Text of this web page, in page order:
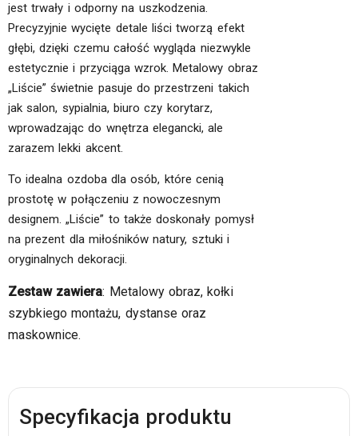
jest trwały i odporny na uszkodzenia.
Precyzyjnie wycięte detale liści tworzą efekt
głębi, dzięki czemu całość wygląda niezwykle
estetycznie i przyciąga wzrok. Metalowy obraz
„Liście” świetnie pasuje do przestrzeni takich
jak salon, sypialnia, biuro czy korytarz,
wprowadzając do wnętrza elegancki, ale
zarazem lekki akcent.
To idealna ozdoba dla osób, które cenią
prostotę w połączeniu z nowoczesnym
designem. „Liście” to także doskonały pomysł
na prezent dla miłośników natury, sztuki i
oryginalnych dekoracji.
Zestaw zawiera: Metalowy obraz, kołki
szybkiego montażu, dystanse oraz
maskownice.
Specyfikacja produktu